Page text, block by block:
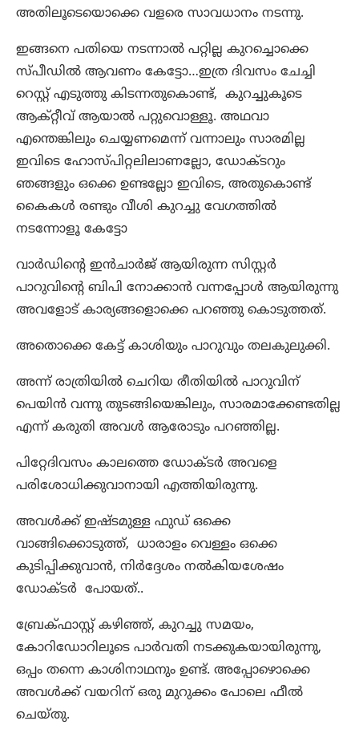
അതിലൂടെയൊക്കെ വളരെ സാവധാനം നടന്നു.
ഇങ്ങനെ പതിയെ നടന്നാൽ പറ്റില്ല കുറച്ചൊക്കെ
സ്പീഡിൽ ആവണം കേട്ടോ…ഇത്ര ദിവസം ചേച്ചി
റെസ്റ്റ് എടുത്തു കിടന്നതുകൊണ്ട്, കുറച്ചുകൂടെ
ആക്റ്റീവ് ആയാൽ പറ്റുവൊള്ളൂ. അഥവാ
എന്തെങ്കിലും ചെയ്യണമെന്ന് വന്നാലും സാരമില്ല
ഇവിടെ ഹോസ്പിറ്റലിലാണല്ലോ, ഡോക്ടറും
ഞങ്ങളും ഒക്കെ ഉണ്ടല്ലോ ഇവിടെ, അതുകൊണ്ട്
കൈകൾ രണ്ടും വീശി കുറച്ചു വേഗത്തിൽ
നടന്നോളൂ കേട്ടോ
വാർഡിന്റെ ഇൻചാർജ് ആയിരുന്ന സിസ്റ്റർ
പാറുവിന്റെ ബിപി നോക്കാൻ വന്നപ്പോൾ ആയിരുന്നു
അവളോട് കാര്യങ്ങളൊക്കെ പറഞ്ഞു കൊടുത്തത്.
അതൊക്കെ കേട്ട് കാശിയും പാറുവും തലകുലുക്കി.
അന്ന് രാത്രിയിൽ ചെറിയ രീതിയിൽ പാറുവിന്
പെയിൻ വന്നു തുടങ്ങിയെങ്കിലും, സാരമാക്കേണ്ടതില്ല
എന്ന് കരുതി അവൾ ആരോടും പറഞ്ഞില്ല.
പിറ്റേദിവസം കാലത്തെ ഡോക്ടർ അവളെ
പരിശോധിക്കുവാനായി എത്തിയിരുന്നു.
അവൾക്ക് ഇഷ്ടമുള്ള ഫുഡ് ഒക്കെ
വാങ്ങിക്കൊടുത്ത്, ധാരാളം വെള്ളം ഒക്കെ
കുടിപ്പിക്കുവാൻ, നിർദ്ദേശം നൽകിയശേഷം
ഡോക്ടർ പോയത്..
ബ്രേക്ഫാസ്റ്റ് കഴിഞ്ഞ്, കുറച്ചു സമയം,
കോറിഡോറിലൂടെ പാർവതി നടക്കുകയായിരുന്നു,
ഒപ്പം തന്നെ കാശിനാഥനും ഉണ്ട്. അപ്പോഴൊക്കെ
അവൾക്ക് വയറിന് ഒരു മുറുക്കം പോലെ ഫീൽ
ചെയ്തു.